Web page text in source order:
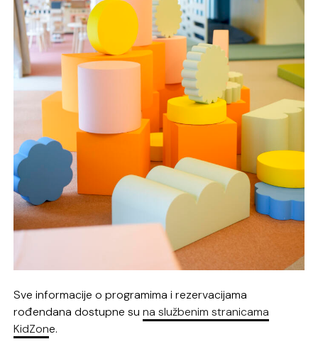
Sve informacije o programima i rezervacijama
rođendana dostupne suna službenim stranicama
KidZone.